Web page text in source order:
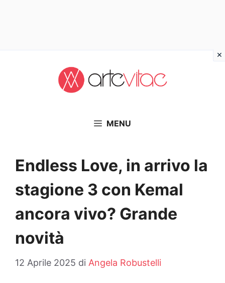
MENU
Endless Love, in arrivo la
stagione 3 con Kemal
ancora vivo? Grande
novità
12 Aprile 2025 di Angela Robustelli